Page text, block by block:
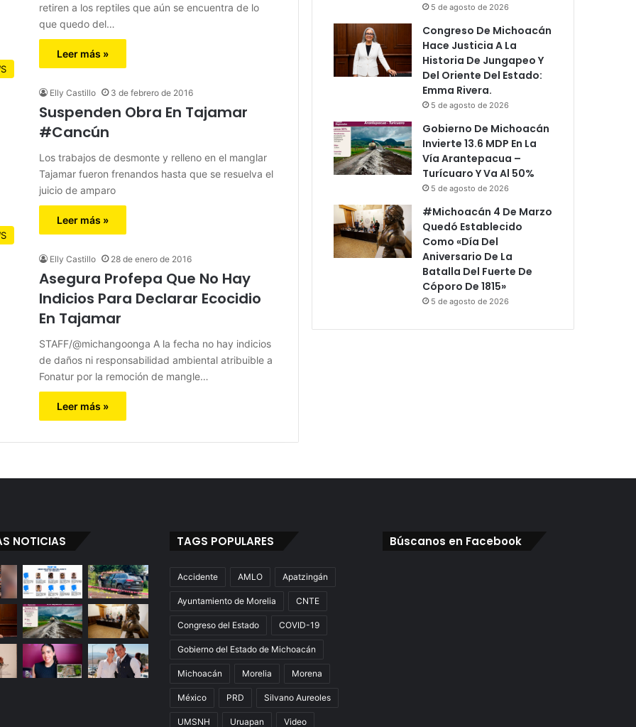
retiren a los reptiles que aún se encuentra de lo
que quedo del…
Leer más »
Elly Castillo 3 de febrero de 2016
Suspenden Obra En Tajamar
#Cancún
Los trabajos de desmonte y relleno en el manglar
Tajamar fueron frenandos hasta que se resuelva el
juicio de amparo
Leer más »
Elly Castillo 28 de enero de 2016
Asegura Profepa Que No Hay
Indicios Para Declarar Ecocidio
En Tajamar
STAFF/@michangoonga A la fecha no hay indicios
de daños ni responsabilidad ambiental atribuible a
Fonatur por la remoción de mangle…
Leer más »
5 de agosto de 2026
Congreso De Michoacán
Hace Justicia A La
Historia De Jungapeo Y
Del Oriente Del Estado:
Emma Rivera.
5 de agosto de 2026
Gobierno De Michoacán
Invierte 13.6 MDP En La
Vía Arantepacua –
Turícuaro Y Va Al 50%
5 de agosto de 2026
#Michoacán 4 De Marzo
Quedó Establecido
Como «Día Del
Aniversario De La
Batalla Del Fuerte De
Cóporo De 1815»
5 de agosto de 2026
NOTICIAS TAGS POPULARES
Accidente AMLO Apatzingán
Ayuntamiento de Morelia CNTE
Congreso del Estado COVID-19
Gobierno del Estado de Michoacán
Michoacán Morelia Morena
México PRD Silvano Aureoles
UMSNH Uruapan Video
Búscanos en Facebook